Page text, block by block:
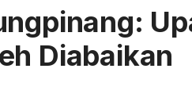
Diabaikan